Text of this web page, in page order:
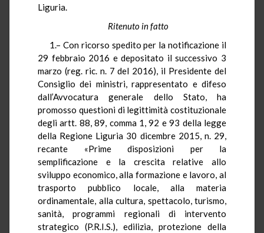
Liguria.
Ritenuto in fatto
1.– Con ricorso spedito per la notificazione il
29 febbraio 2016 e depositato il successivo 3
marzo (reg. ric. n. 7 del 2016), il Presidente del
Consiglio dei ministri, rappresentato e difeso
dall’Avvocatura generale dello Stato, ha
promosso questioni di legittimità costituzionale
degli artt. 88, 89, comma 1, 92 e 93 della legge
della Regione Liguria 30 dicembre 2015, n. 29,
recante «Prime disposizioni per la
semplificazione e la crescita relative allo
sviluppo economico, alla formazione e lavoro, al
trasporto pubblico locale, alla materia
ordinamentale, alla cultura, spettacolo, turismo,
sanità, programmi regionali di intervento
strategico (P.R.I.S.), edilizia, protezione della